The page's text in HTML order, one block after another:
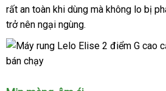
rất an toàn khi dùng đã
mà không lo bị
trở nên ngại ngùng.